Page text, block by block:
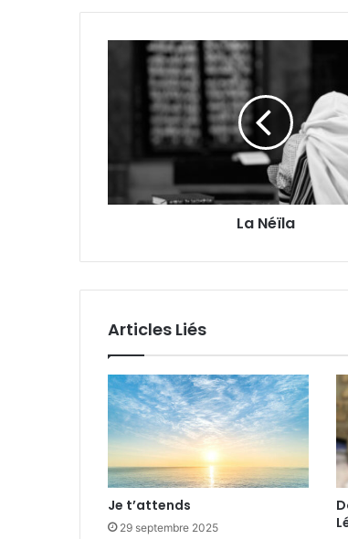
La Néïla
Articles Liés
Je t’attends
29 septembre 2025